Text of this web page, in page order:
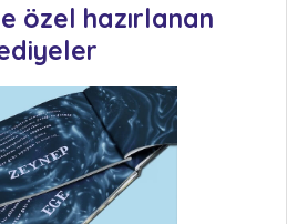
özel hazırlanan